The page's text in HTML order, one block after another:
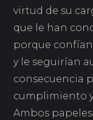
virtud de su
que le han
porque
y le seguirían
consecuencia
cumplimiento
Ambos